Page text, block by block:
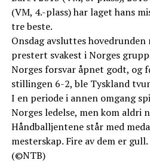
(VM, 4.-plass) har laget hans
tre beste.
Onsdag avsluttes
prestert svakest i Norges
Norges forsvar åpnet godt, og
stillingen 6-2, ble Tyskland
I en periode i annen omgang
Norges ledelse, men kom aldri
Håndballjentene står med
mesterskap. Fire av dem er gull.
(©NTB)